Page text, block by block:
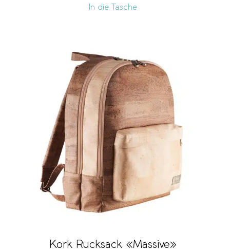
In die Tasche
Kork Rucksack «Massive»